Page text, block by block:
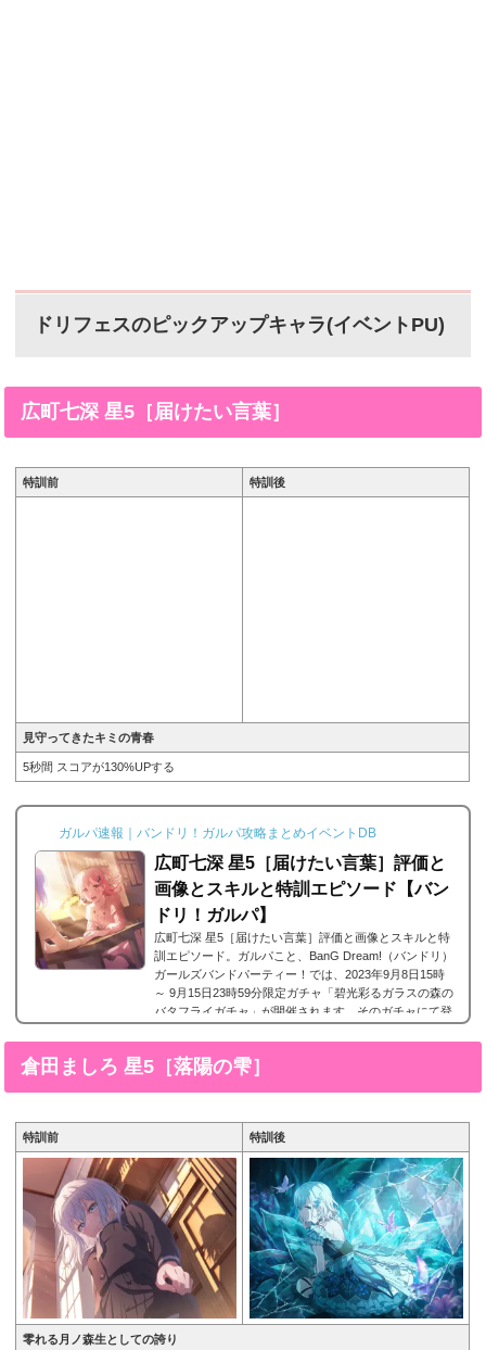
ドリフェスのピックアップキャラ(イベントPU)
広町七深 星5［届けたい言葉］
特訓前 特訓後
見守ってきたキミの青春
5秒間 スコアが130%UPする
ガルパ速報｜バンドリ！ガルパ攻略まとめイベントDB
広町七深 星5［届けたい言葉］評価と
画像とスキルと特訓エピソード【バン
ドリ！ガルパ】
広町七深 星5［届けたい言葉］評価と画像とスキルと特
訓エピソード。ガルパこと、BanG Dream!（バンドリ）
ガールズバンドパーティー！では、2023年9月8日15時
～ 9月15日23時59分限定ガチャ「碧光彩るガラスの森の
バタフライガチャ」が開催されます。そのガチャにて登
場。今回は、広町七深 星5［届けたい言葉］の画像と特
倉田ましろ 星5［落陽の雫］
特訓前 特訓後
零れる月ノ森生としての誇り